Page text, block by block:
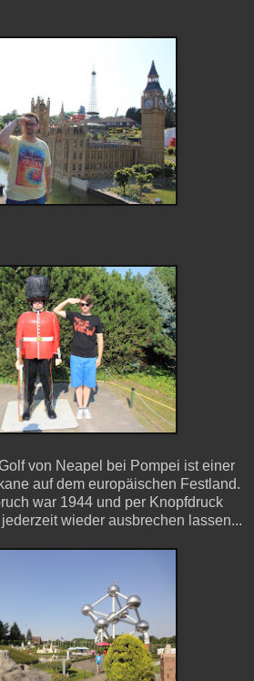
von Neapel bei Pompei ist einer
auf dem europäischen Festland.
war 1944 und per Knopfdruck
wieder ausbrechen lassen...